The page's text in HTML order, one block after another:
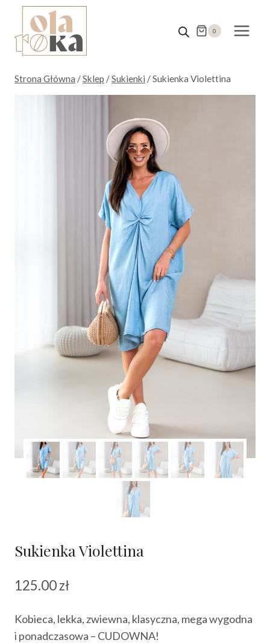
Przejdź
treści
0
Strona Główna /Sklep /Sukienki /Sukienka Violettina
Sukienka Violettina
125.00zł
Kobieca, lekka, zwiewna, klasyczna, mega wygodna
i ponadczasowa – CUDOWNA!